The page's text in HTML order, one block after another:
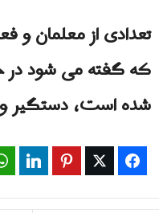
تعدادی از معلمان و
شده است، دستگیر
Facebook
Twitter
Pinterest